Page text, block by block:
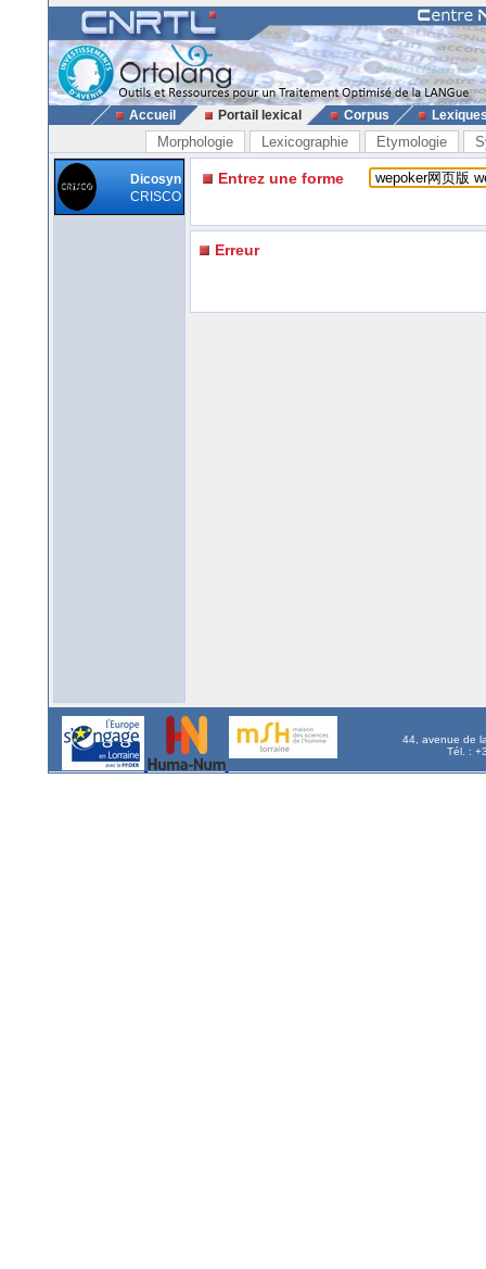
Accueil Portail lexical Corpus
Morphologie Lexicographie Etymologie
Dicosyn
CRISCO
Entrez une forme
Erreur
44, avenue de
Tél. :